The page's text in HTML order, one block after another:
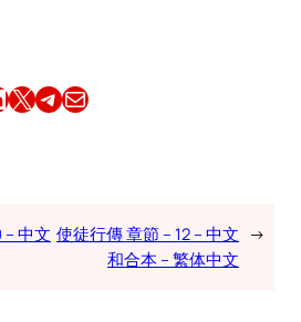
Share this article on X Share this article on TelegramEmail this Article
– 中文 使徒行傳 章節 – 12 – 中文
和合本 – 繁体中文
→